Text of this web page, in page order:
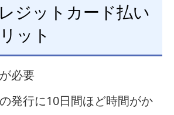
ジットカード払い
ット
必要
発行に10日間ほど時間がか